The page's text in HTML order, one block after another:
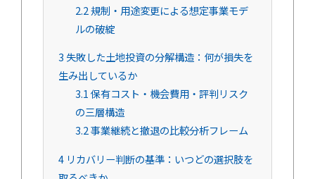
2.2規制・用途変更による想定事業モデ
ルの破綻
3 失敗した土地投資の分解構造：何が損失を
生み出しているか
3.1保有コスト・機会費用・評判リスク
の三層構造
3.2事業継続と撤退の比較分析フレーム
4 リカバリー判断の基準：いつどの選択肢を